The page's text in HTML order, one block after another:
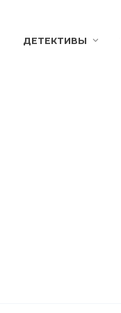
ДЕТЕКТИВЫ